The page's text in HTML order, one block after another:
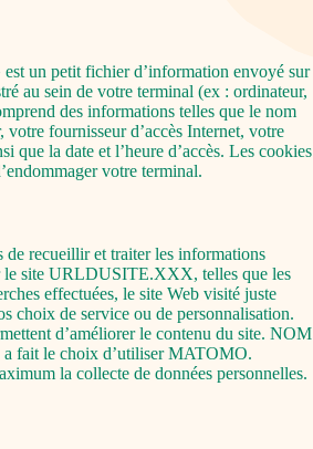
un petit fichier d’information envoyé sur
au sein de votre terminal (ex : ordinateur,
des informations telles que le nom
votre fournisseur d’accès Internet, votre
que la date et l’heure d’accès. Les cookies
votre terminal.
de recueillir et traiter les informations
le site URLDUSITE.XXX, telles que les
effectuées, le site Web visité juste
choix de service ou de personnalisation.
d’améliorer le contenu du site. NOM
fait le choix d’utiliser MATOMO.
la collecte de données personnelles.